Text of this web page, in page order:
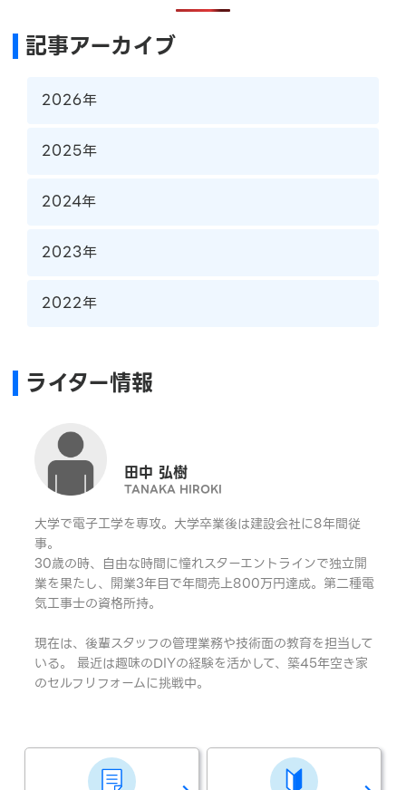
記事アーカイブ
2026年
2025年
2024年
2023年
2022年
ライター情報
田中 弘樹
TANAKA HIROKI
大学で電子工学を専攻。大学卒業後は建設会社に8年間従
事。
30歳の時、自由な時間に憧れスターエントラインで独立開
業を果たし、開業3年目で年間売上800万円達成。第二種電
気工事士の資格所持。
現在は、後輩スタッフの管理業務や技術面の教育を担当して
いる。 最近は趣味のDIYの経験を活かして、築45年空き家
のセルフリフォームに挑戦中。